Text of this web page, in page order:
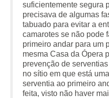
suficientemente segura
precisava de algumas
tabuado para evitar a
camarotes se não pode
primeiro andar para um
mesma Casa da Ópera
prevenção de
no sítio em que está
serventia ao primeiro
feita, visto não haver